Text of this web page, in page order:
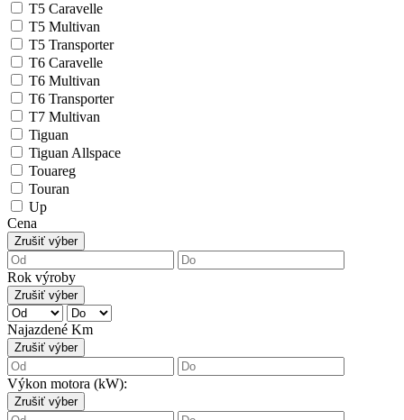
T5 Caravelle
T5 Multivan
T5 Transporter
T6 Caravelle
T6 Multivan
T6 Transporter
T7 Multivan
Tiguan
Tiguan Allspace
Touareg
Touran
Up
Cena
Zrušiť výber
Rok výroby
Zrušiť výber
Najazdené Km
Zrušiť výber
Výkon motora (kW):
Zrušiť výber